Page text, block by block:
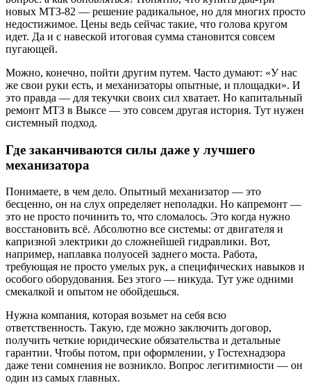
новых МТЗ-82 — решение радикальное, но для многих просто
недостижимое. Цены ведь сейчас такие, что голова кругом
идет. Да и с навеской итоговая сумма становится совсем
пугающей.
Можно, конечно, пойти другим путем. Часто думают: «У нас
же свои руки есть, и механизаторы опытные, и площадки». И
это правда — для текучки своих сил хватает. Но капитальный
ремонт МТЗ в Выксе — это совсем другая история. Тут нужен
системный подход.
Где заканчиваются силы даже у лучшего
механизатора
Понимаете, в чем дело. Опытный механизатор — это
бесценно, он на слух определяет неполадки. Но капремонт —
это не просто починить то, что сломалось. Это когда нужно
восстановить всё. Абсолютно все системы: от двигателя и
капризной электрики до сложнейшей гидравлики. Вот,
например, наплавка полуосей заднего моста. Работа,
требующая не просто умелых рук, а специфических навыков и
особого оборудования. Без этого — никуда. Тут уже одними
смекалкой и опытом не обойдешься.
Нужна компания, которая возьмет на себя всю
ответственность. Такую, где можно заключить договор,
получить четкие юридические обязательства и детальные
гарантии. Чтобы потом, при оформлении, у Гостехнадзора
даже тени сомнения не возникло. Вопрос легитимности — он
один из самых главных.